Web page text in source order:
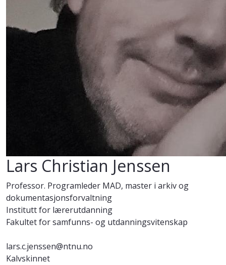
Lars Christian Jenssen
Professor. Programleder MAD, master i arkiv og
dokumentasjonsforvaltning
Institutt for lærerutdanning
Fakultet for samfunns- og utdanningsvitenskap
lars.c.jenssen@ntnu.no
Kalvskinnet